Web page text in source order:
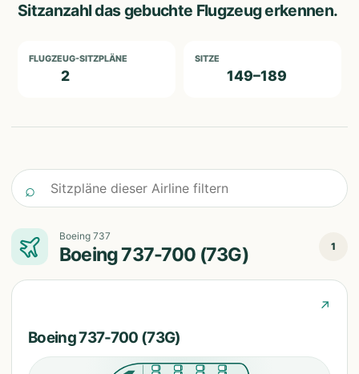
Sitzanzahl das gebuchte Flugzeug erkennen.
FLUGZEUG-SITZPLÄNE
2
SITZE
149–189
⌕
Sitzpläne dieser Airline filtern
Boeing 737
Boeing 737-700 (73G) 1
↗
Boeing 737-700 (73G)